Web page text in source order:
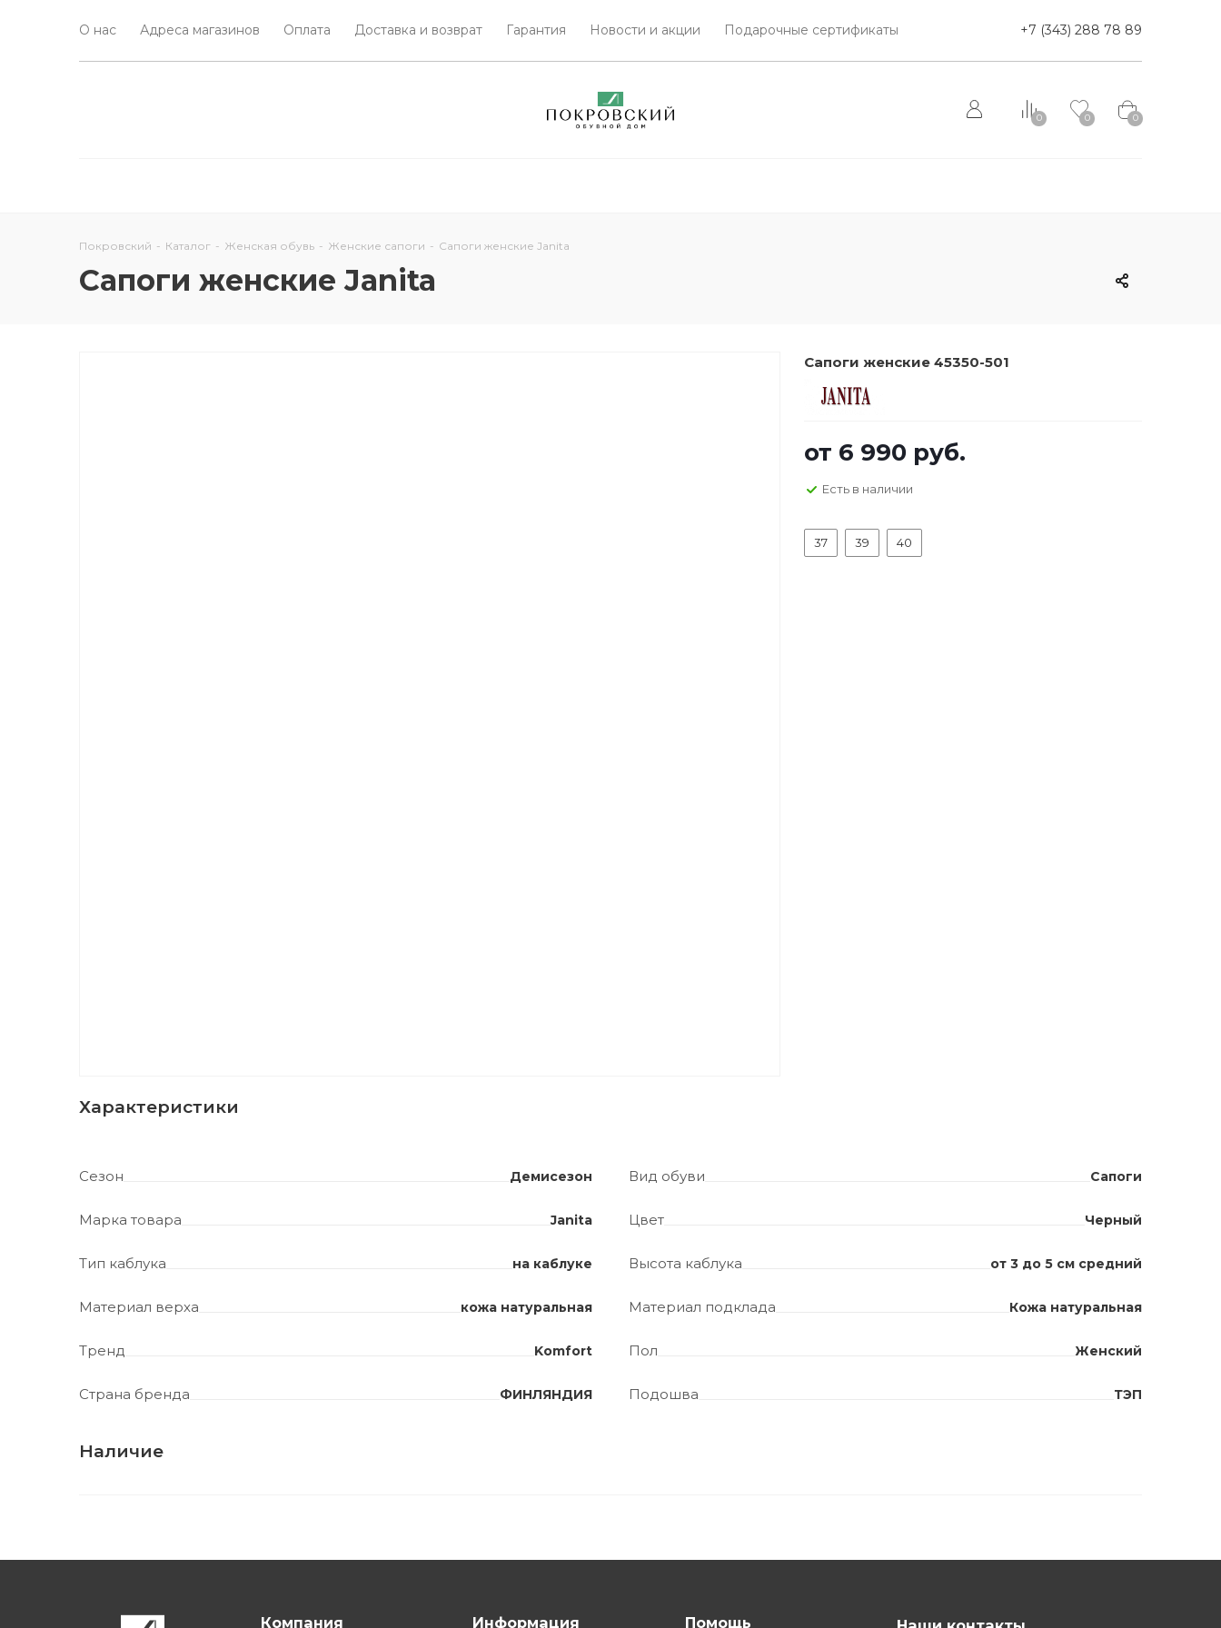
О нас Адреса магазинов Оплата Доставка и возврат Гарантия Новости и акции Подарочные сертификаты +7 (343) 288 78 89
0 0 0
Покровский - Каталог - Женская обувь - Женские сапоги - Сапоги женские Janita
Сапоги женские Janita
Сапоги женские 45350-501
от 6 990 руб.
Есть в наличии
37 39 40
Характеристики
Сезон Демисезон Вид обуви Сапоги
Марка товара Janita Цвет Черный
Тип каблука на каблуке Высота каблука от 3 до 5 см средний
Материал верха кожа натуральная Материал подклада Кожа натуральная
Тренд Komfort Пол Женский
Страна бренда ФИНЛЯНДИЯ Подошва ТЭП
Наличие
Компания Информация Помощь